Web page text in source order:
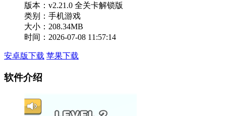
版本： v2.21.0 全关卡解锁版
类别：手机游戏
大小：208.34MB
时间：2026-07-08 11:57:14
安卓版下载 苹果下载
软件介绍